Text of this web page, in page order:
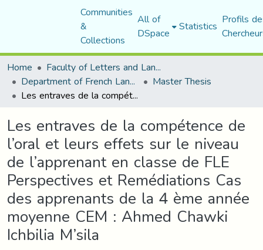
Communities
&
Collections
All of
DSpace Statistics Profils
Home
Faculty of Letters and Languages
Department of French Language and Literature Master Thesis
Les entraves de la compétence de l’oral et leurs effets sur le niveau de l’apprenant en classe de FLE Perspectives et Remédiations Cas des apprenants de la 4 ème année moyenne CEM : Ahmed Chawki Ichbilia M’sila
Les entraves de la compétence de
l’oral et leurs effets sur le niveau
de l’apprenant en classe de FLE
Perspectives et Remédiations Cas
des apprenants de la 4 ème année
moyenne CEM : Ahmed Chawki
Ichbilia M’sila